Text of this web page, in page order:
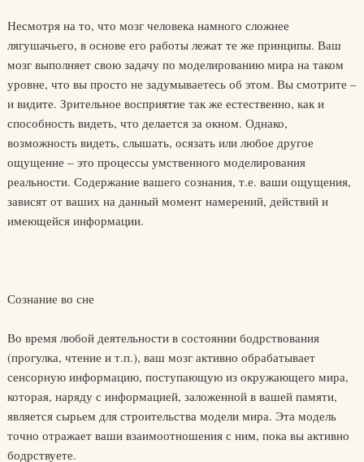
Несмотря на то, что мозг человека намного сложнее
лягушачьего, в основе его работы лежат те же принципы. Ваш
мозг выполняет свою задачу по моделированию мира на таком
уровне, что вы просто не задумываетесь об этом. Вы смотрите –
и видите. Зрительное восприятие так же естественно, как и
способность видеть, что делается за окном. Однако,
возможность видеть, слышать, осязать или любое другое
ощущение – это процессы умственного моделирования
реальности. Содержание вашего сознания, т.е. ваши ощущения,
зависят от ваших на данный момент намерений, действий и
имеющейся информации.
Сознание во сне
Во время любой деятельности в состоянии бодрствования
(прогулка, чтение и т.п.), ваш мозг активно обрабатывает
сенсорную информацию, поступающую из окружающего мира,
которая, наряду с информацией, заложенной в вашей памяти,
является сырьем для строительства модели мира. Эта модель
точно отражает ваши взаимоотношения с ним, пока вы активно
бодрствуете.